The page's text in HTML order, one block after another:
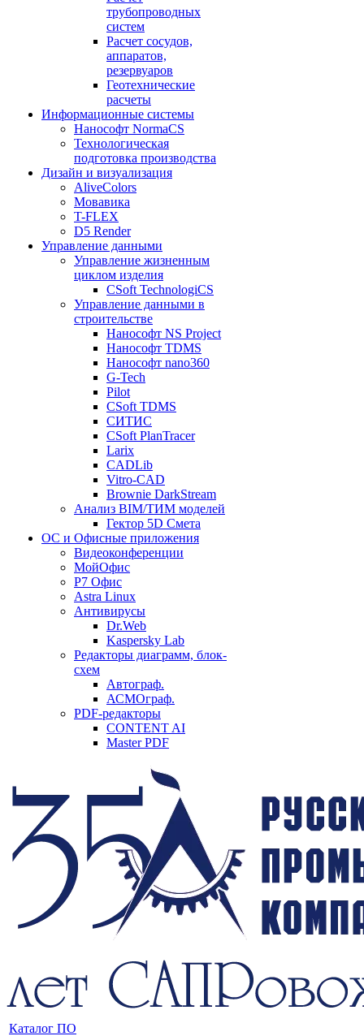
трубопроводных
систем
Расчет сосудов,
аппаратов,
резервуаров
Геотехнические
расчеты
Информационные системы
Нанософт NormaCS
Технологическая
подготовка производства
Дизайн и визуализация
AliveColors
Мовавика
T-FLEX
D5 Render
Управление данными
Управление жизненным
циклом изделия
CSoft TechnologiCS
Управление данными в
строительстве
Нанософт NS Project
Нанософт TDMS
Нанософт nano360
G-Tech
Pilot
CSoft TDMS
СИТИС
CSoft PlanTracer
Larix
CADLib
Vitro-CAD
Brownie DarkStream
Анализ BIM/ТИМ моделей
Гектор 5D Смета
ОС и Офисные приложения
Видеоконференции
МойОфис
P7 Офис
Astra Linux
Антивирусы
Dr.Web
Kaspersky Lab
Редакторы диаграмм, блок-
схем
Автограф.
АСМОграф.
PDF-редакторы
CONTENT AI
Master PDF
Каталог ПО